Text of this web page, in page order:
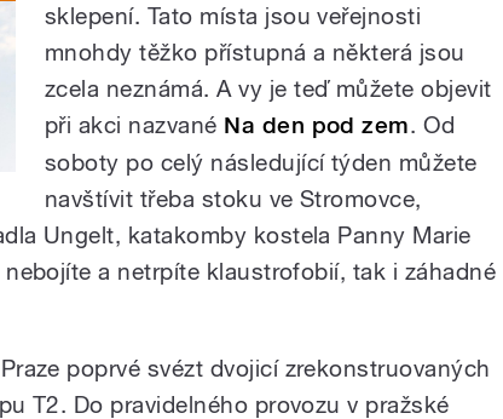
sklepení. Tato místa jsou veřejnosti
mnohdy těžko přístupná a některá jsou
zcela neznámá. A vy je teď můžete objevit
při akci nazvané Na den pod zem. Od
soboty po celý následující týden můžete
navštívit třeba stoku ve Stromovce,
Ungelt, katakomby kostela Panny Marie
a netrpíte klaustrofobií, tak i záhadné
poprvé svézt dvojicí zrekonstruovaných
T2. Do pravidelného provozu v pražské